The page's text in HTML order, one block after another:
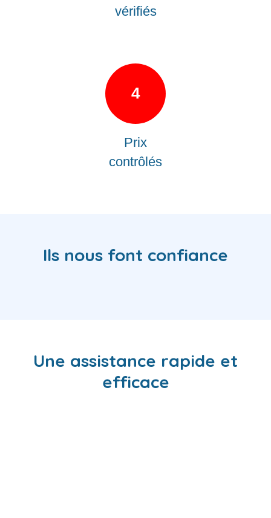
vérifiés
4
Prix
contrôlés
Ils nous font confiance
Une assistance rapide et
efficace